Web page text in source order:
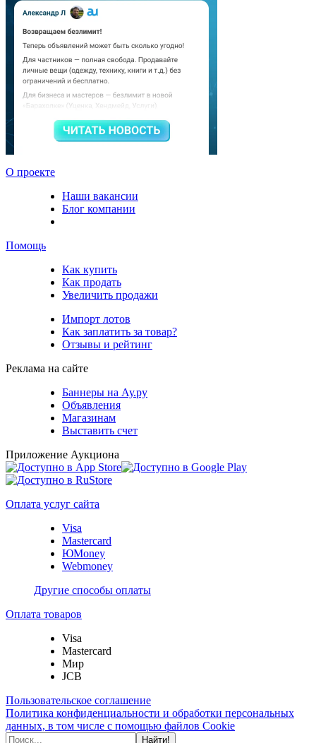
О проекте
Наши вакансии
Блог компании
Помощь
Как купить
Как продать
Увеличить продажи
Импорт лотов
Как заплатить за товар?
Отзывы и рейтинг
Реклама на сайте
Баннеры на Ау.ру
Объявления
Магазинам
Выставить счет
Приложение Аукциона
Оплата услуг сайта
Visa
Mastercard
ЮMoney
Webmoney
Другие способы оплаты
Оплата товаров
Visa
Mastercard
Мир
JCB
Пользовательское соглашение
Политика конфиденциальности и обработки персональных
данных, в том числе с помощью файлов Cookie
Найти!